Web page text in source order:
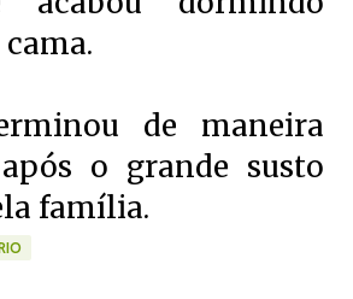
de maneira
o grande susto
família.